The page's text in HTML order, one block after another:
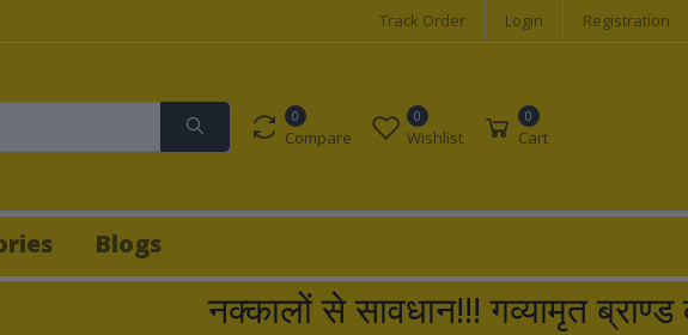
Track Order Login Registration
0
Compare
0
Wishlist
0
Cart
Blogs
नक्कालों से सावधान!!! गव्यामृत